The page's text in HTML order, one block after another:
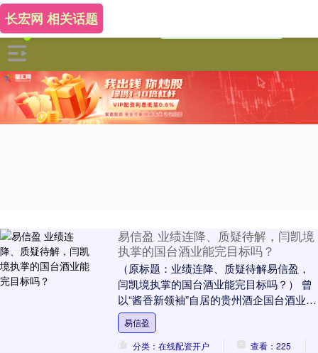
长宏网 相关话题
易信盈 业绩连降、质疑待解，闫凯境
执掌的国台酒业能完目标吗？
（原标题：业绩连降、质疑待解易信盈，
闫凯境执掌的国台酒业能完目标吗？） 曾
以“酱香新领袖”自居的贵州酒企国台酒业在
IPO失利之后随即陷入业绩下滑，2023年
至2....
易信盈
分类：在线配资开户
查看：225